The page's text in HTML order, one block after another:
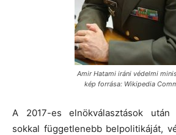
Amir Hatami iráni védelmi
kép forrása: Wikipedia
A 2017-es elnökválasztások után
sokkal függetlenebb belpolitikáját,